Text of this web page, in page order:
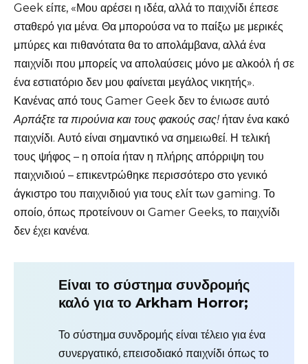
Geek είπε, «Μου αρέσει η ιδέα, αλλά το παιχνίδι έπεσε
σταθερό για μένα. Θα μπορούσα να το παίξω με μερικές
μπύρες και πιθανότατα θα το απολάμβανα, αλλά ένα
παιχνίδι που μπορείς να απολαύσεις μόνο με αλκοόλ ή σε
ένα εστιατόριο δεν μου φαίνεται μεγάλος νικητής».
Κανένας από τους Gamer Geek δεν το ένιωσε αυτό
Αρπάξτε τα πιρούνια και τους φακούς σας! ήταν ένα κακό
παιχνίδι. Αυτό είναι σημαντικό να σημειωθεί. Η τελική
τους ψήφος – η οποία ήταν η πλήρης απόρριψη του
παιχνιδιού – επικεντρώθηκε περισσότερο στο γενικό
άγκιστρο του παιχνιδιού για τους ελίτ των gaming. Το
οποίο, όπως προτείνουν οι Gamer Geeks, το παιχνίδι
δεν έχει κανένα.
Είναι το σύστημα συνδρομής
καλό για το Arkham Horror;
Το σύστημα συνδρομής είναι τέλειο για ένα
συνεργατικό, επεισοδιακό παιχνίδι όπως το